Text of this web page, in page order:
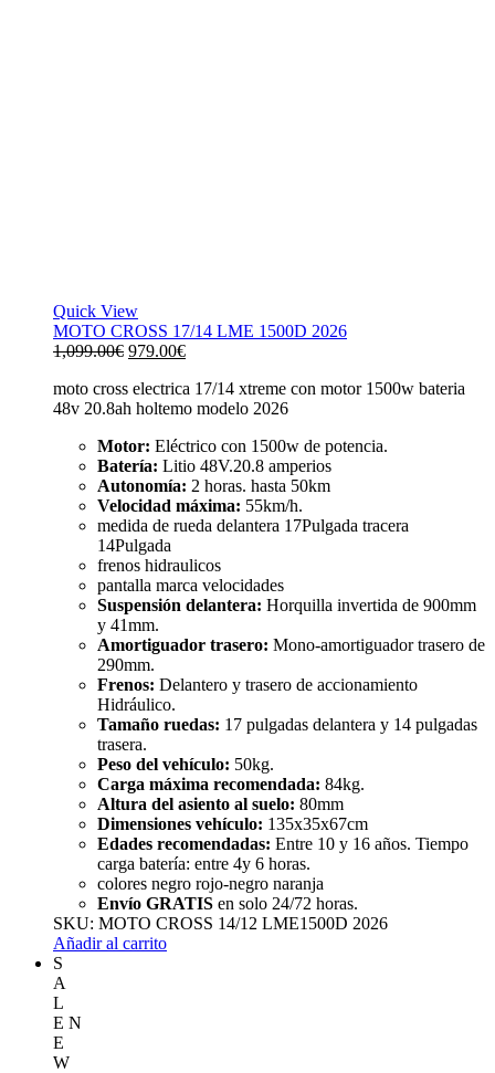
Quick View
MOTO CROSS 17/14 LME 1500D 2026
1,099.00€ El
original
era:
979.00€El
actual
es:
moto cross electrica 17/14 xtreme con motor 1500w bateria
48v 20.8ah holtemo modelo 2026
Motor: Eléctrico con 1500w de potencia.
Batería: Litio 48V.20.8 amperios
Autonomía: 2 horas. hasta 50km
Velocidad máxima: 55km/h.
medida de rueda delantera 17Pulgada tracera
14Pulgada
frenos hidraulicos
pantalla marca velocidades
Suspensión delantera: Horquilla invertida de 900mm
y 41mm.
Amortiguador trasero: Mono-amortiguador trasero de
290mm.
Frenos: Delantero y trasero de accionamiento
Hidráulico.
Tamaño ruedas: 17 pulgadas delantera y 14 pulgadas
trasera.
Peso del vehículo: 50kg.
Carga máxima recomendada: 84kg.
Altura del asiento al suelo: 80mm
Dimensiones vehículo: 135x35x67cm
Edades recomendadas: Entre 10 y 16 años. Tiempo
carga batería: entre 4y 6 horas.
colores negro rojo-negro naranja
Envío GRATIS en solo 24/72 horas.
SKU: MOTO CROSS 14/12 LME1500D 2026
Añadir al carrito
S
A
L
E N
E
W